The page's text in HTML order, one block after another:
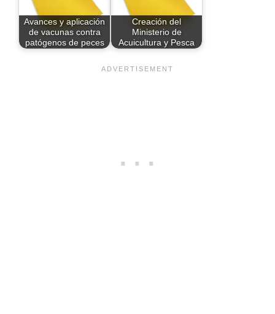
Avances y aplicación
de vacunas contra
patógenos de peces
Creación del
Ministerio de
Acuicultura y Pesca